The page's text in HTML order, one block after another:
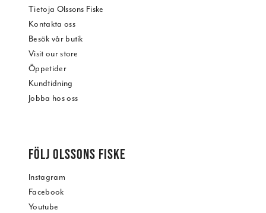
Tietoja Olssons Fiske
Kontakta oss
Besök vår butik
Visit our store
Öppetider
Kundtidning
Jobba hos oss
FÖLJ OLSSONS FISKE
Instagram
Facebook
Youtube